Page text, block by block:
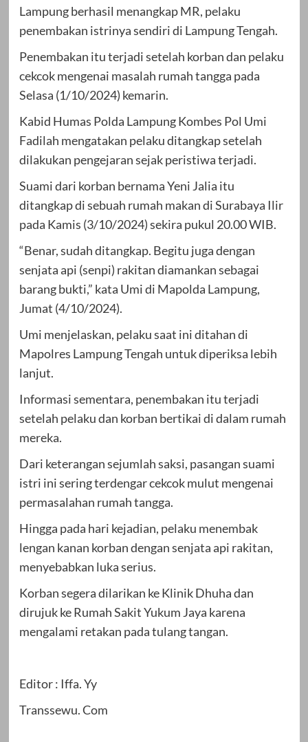
Lampung berhasil menangkap MR, pelaku
penembakan istrinya sendiri di Lampung Tengah.
Penembakan itu terjadi setelah korban dan pelaku
cekcok mengenai masalah rumah tangga pada
Selasa (1/10/2024) kemarin.
Kabid Humas Polda Lampung Kombes Pol Umi
Fadilah mengatakan pelaku ditangkap setelah
dilakukan pengejaran sejak peristiwa terjadi.
Suami dari korban bernama Yeni Jalia itu
ditangkap di sebuah rumah makan di Surabaya Ilir
pada Kamis (3/10/2024) sekira pukul 20.00 WIB.
“Benar, sudah ditangkap. Begitu juga dengan
senjata api (senpi) rakitan diamankan sebagai
barang bukti,” kata Umi di Mapolda Lampung,
Jumat (4/10/2024).
Umi menjelaskan, pelaku saat ini ditahan di
Mapolres Lampung Tengah untuk diperiksa lebih
lanjut.
Informasi sementara, penembakan itu terjadi
setelah pelaku dan korban bertikai di dalam rumah
mereka.
Dari keterangan sejumlah saksi, pasangan suami
istri ini sering terdengar cekcok mulut mengenai
permasalahan rumah tangga.
Hingga pada hari kejadian, pelaku menembak
lengan kanan korban dengan senjata api rakitan,
menyebabkan luka serius.
Korban segera dilarikan ke Klinik Dhuha dan
dirujuk ke Rumah Sakit Yukum Jaya karena
mengalami retakan pada tulang tangan.
Editor : Iffa. Yy
Transsewu. Com